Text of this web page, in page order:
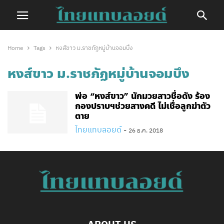
Home Tags หงส์ขาว ม.ราชภัฏหมู่บ้านจอมบึง
หงส์ขาว ม.ราชภัฏหมู่บ้านจอมบึง
พ่อ​ “หงส์ขาว” นักมวยสาวชื่อดัง ร้อง
กองปราบฯช่วยสางคดี ไม่เชื่อลูกฆ่าตัว
ตาย
ไทยแทบลอยด์ - 26 ธ.ค. 2018